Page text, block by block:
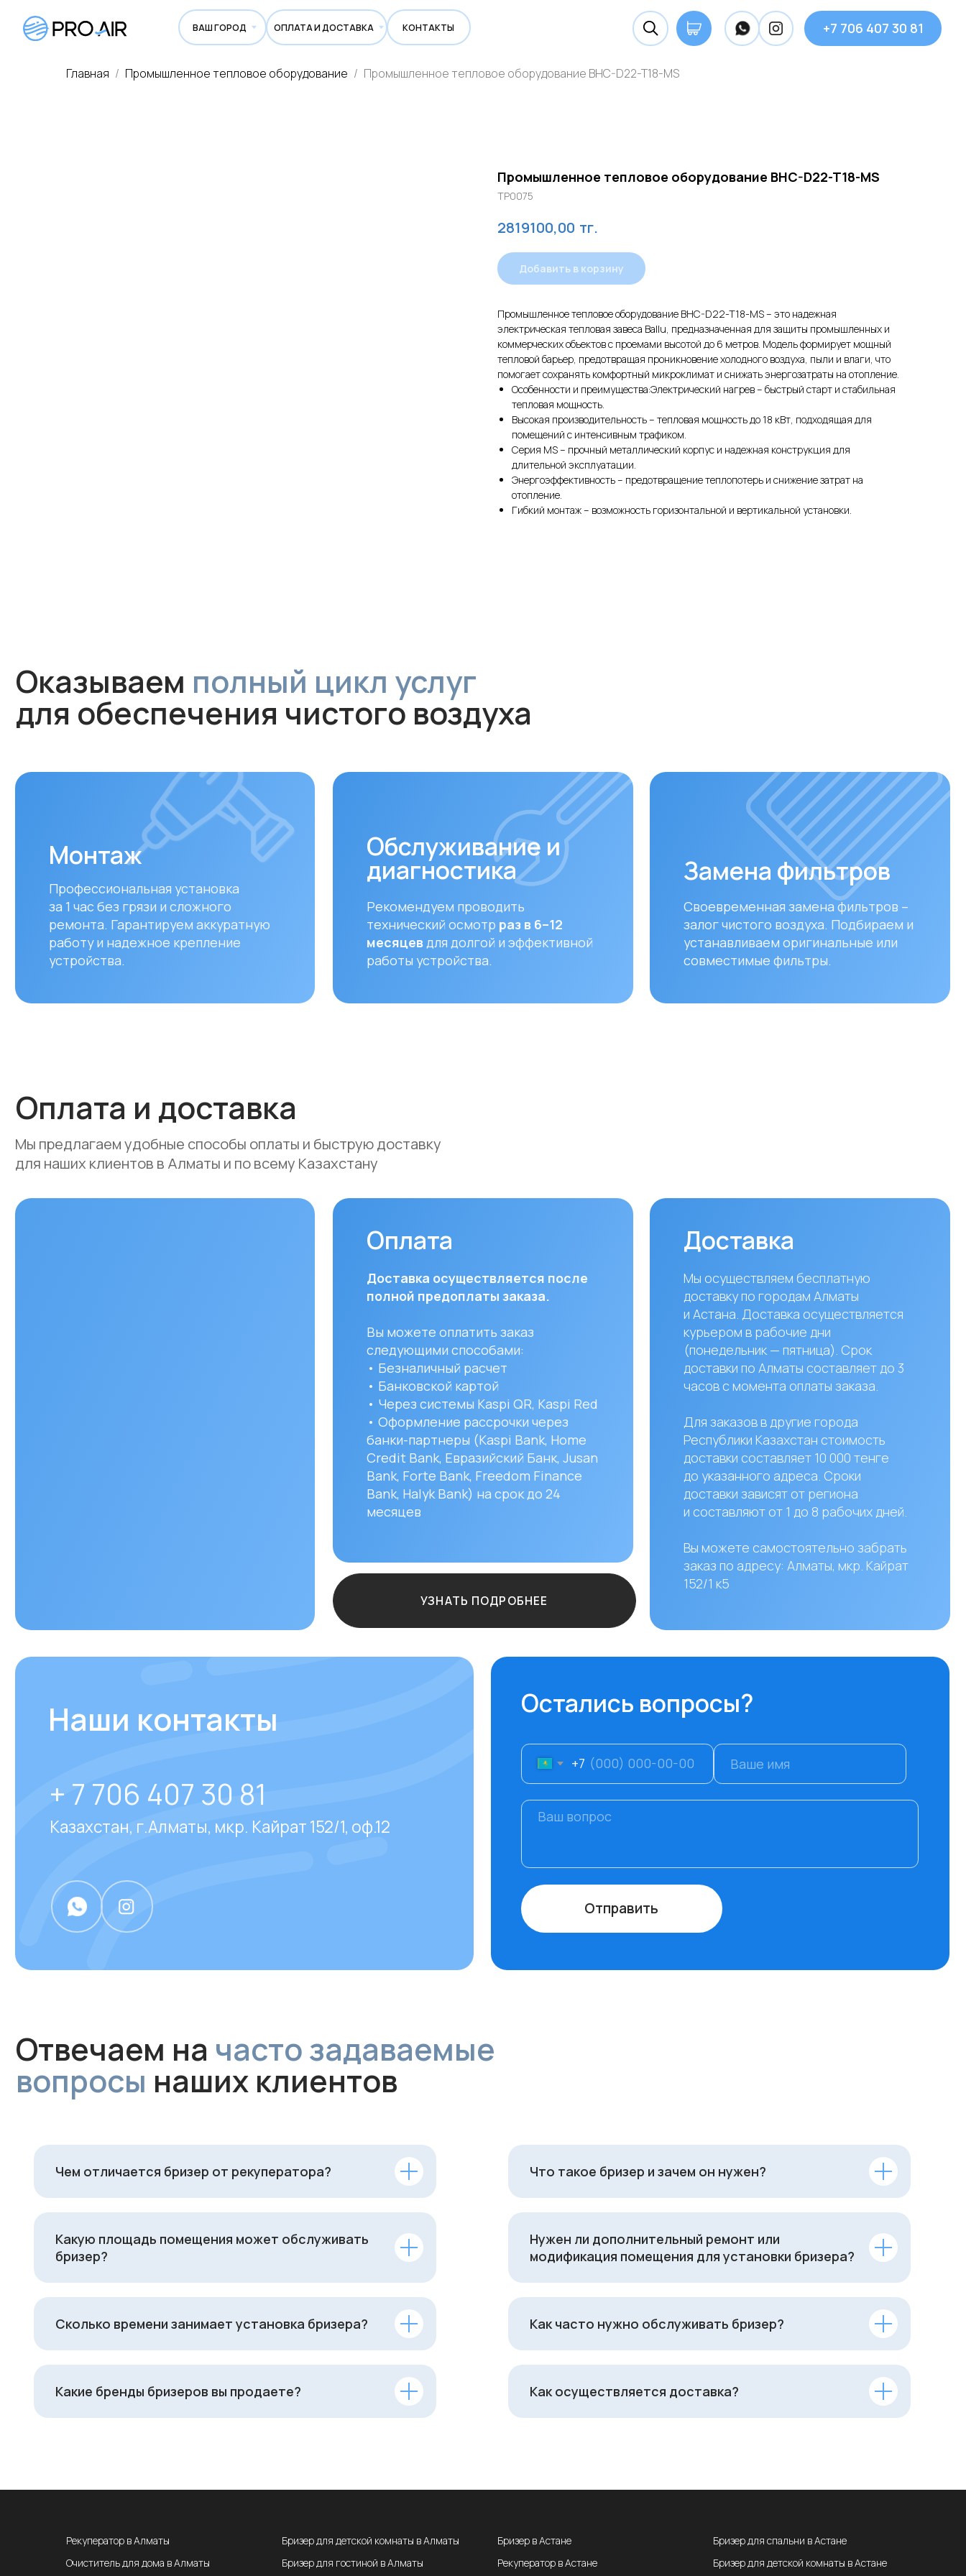
+7 706 407 30 81
КОНТАКТЫ
ОПЛАТА И ДОСТАВКА
ВАШ ГОРОД
Главная Промышленное тепловое оборудование Промышленное тепловое оборудование BHC-D22-T18-MS
Промышленное тепловое оборудование BHC-D22-T18-MS
TP0075
2819100,00 тг.
Добавить в корзину
Промышленное тепловое оборудование BHC-D22-T18-MS – это надежная
электрическая тепловая завеса Ballu, предназначенная для защиты промышленных и
коммерческих объектов с проемами высотой до 6 метров. Модель формирует мощный
тепловой барьер, предотвращая проникновение холодного воздуха, пыли и влаги, что
помогает сохранять комфортный микроклимат и снижать энергозатраты на отопление.
Особенности и преимущества:Электрический нагрев – быстрый старт и стабильная
тепловая мощность.
Высокая производительность – тепловая мощность до 18 кВт, подходящая для
помещений с интенсивным трафиком.
Серия MS – прочный металлический корпус и надежная конструкция для
длительной эксплуатации.
Энергоэффективность – предотвращение теплопотерь и снижение затрат на
отопление.
Гибкий монтаж – возможность горизонтальной и вертикальной установки.
диагностика
раз в 6–12
месяцевдля долгой и эффективной
работы устройства.
Своевременная замена фильтров –
залог чистого воздуха. Подбираем и
устанавливаем оригинальные или
совместимые фильтры.
Замена фильтров
Профессиональная установка
за 1 час без грязи и сложного
ремонта. Гарантируем аккуратную
работу и надежное крепление
устройства.
Оплата и доставка
Доставка осуществляется после
полной предоплаты заказа.
следующими способами:
• Банковской картой
• Через системы Kaspi QR, Kaspi Red
банки-партнеры (Kaspi Bank, Home
Credit Bank, Евразийский Банк, Jusan
Bank, Halyk Bank) на срок до 24
месяцев
(понедельник — пятница). Срок
часов с момента оплаты заказа.
Республики Казахстан стоимость
доставки составляет 10 000 тенге
до указанного адреса. Сроки
доставки зависят от региона
и составляют от 1 до 8 рабочих дней.
Вы можете самостоятельно забрать
УЗНАТЬ ПОДРОБНЕЕ
+7
Отправить
Казахстан, г.Алматы, мкр. Кайрат 152/1, оф.12
Отвечаем начасто задаваемые
Чем отличается бризер от рекуператора? Что такое бризер и зачем он нужен?
Какую площадь помещения может обслуживать
бризер?
Нужен ли дополнительный ремонт или
модификация помещения для установки бризера?
Сколько времени занимает установка бризера? Как часто нужно обслуживать бризер?
Какие бренды бризеров вы продаете? Как осуществляется доставка?
Рекуператор в Алматы
Очиститель для дома в Алматы
Бризер для детской комнаты в Алматы
Бризер для гостиной в Алматы
Бризер в Астане
Рекуператор в Астане
Бризер для спальни в Астане
Бризер для детской комнаты в Астане